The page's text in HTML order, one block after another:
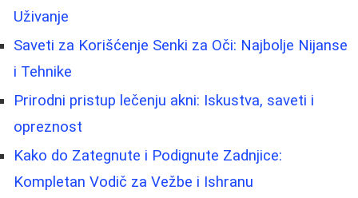
Uživanje
Saveti za Korišćenje Senki za Oči: Najbolje Nijanse
i Tehnike
Prirodni pristup lečenju akni: Iskustva, saveti i
opreznost
Kako do Zategnute i Podignute Zadnjice:
Kompletan Vodič za Vežbe i Ishranu